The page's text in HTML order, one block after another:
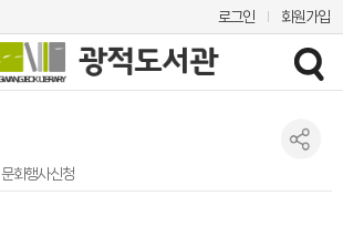
로그인 회원가입
문화행사신청